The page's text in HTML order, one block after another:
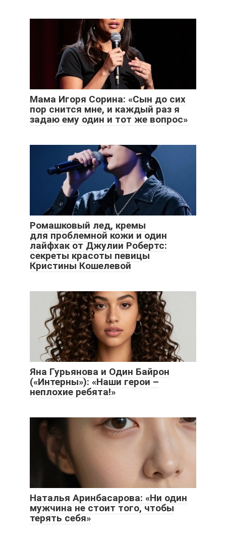
Мама Игоря Сорина: «Сын до сих
пор снится мне, и каждый раз я
задаю ему один и тот же вопрос»
Ромашковый лед, кремы
для проблемной кожи и один
лайфхак от Джулии Робертс:
секреты красоты певицы
Кристины Кошелевой
Яна Гурьянова и Один Байрон
(«Интерны»): «Наши герои –
неплохие ребята!»
Наталья Аринбасарова: «Ни один
мужчина не стоит того, чтобы
терять себя»